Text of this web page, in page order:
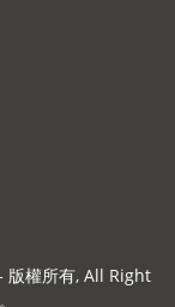
版權所有, All Right